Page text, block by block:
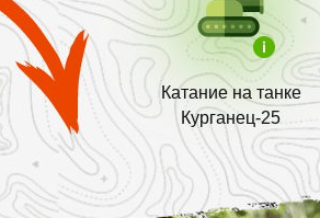
Катание на танке
Курганец-25